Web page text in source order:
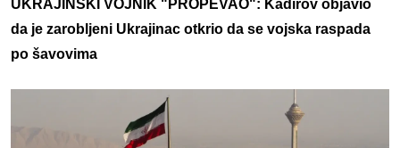
UKRAJINSKI VOJNIK "PROPEVAO": Kadirov objavio
da je zarobljeni Ukrajinac otkrio da se vojska raspada
po šavovima